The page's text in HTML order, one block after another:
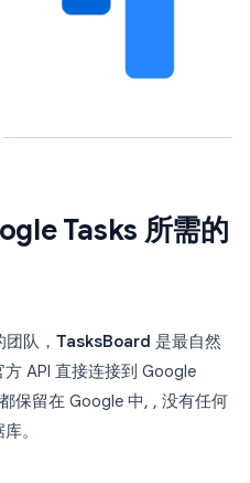
Tasks 所需的
队， TasksBoard 是最自然
API 直接连接到 Google
保留在 Google 中, , 没有任何
。